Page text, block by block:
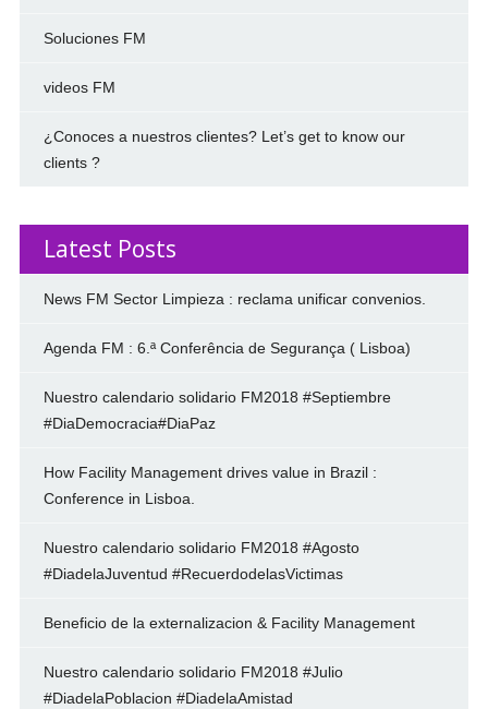
Soluciones FM
videos FM
¿Conoces a nuestros clientes? Let’s get to know our
clients ?
Latest Posts
News FM Sector Limpieza : reclama unificar convenios.
Agenda FM : 6.ª Conferência de Segurança ( Lisboa)
Nuestro calendario solidario FM2018 #Septiembre
#DiaDemocracia#DiaPaz
How Facility Management drives value in Brazil :
Conference in Lisboa.
Nuestro calendario solidario FM2018 #Agosto
#DiadelaJuventud #RecuerdodelasVictimas
Beneficio de la externalizacion & Facility Management
Nuestro calendario solidario FM2018 #Julio
#DiadelaPoblacion #DiadelaAmistad